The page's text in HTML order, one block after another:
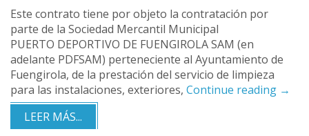
Este contrato tiene por objeto la contratación por
parte de la Sociedad Mercantil Municipal
PUERTO DEPORTIVO DE FUENGIROLA SAM (en
adelante PDFSAM) perteneciente al Ayuntamiento de
Fuengirola, de la prestación del servicio de limpieza
para las instalaciones, exteriores, Continue reading →
LEER MÁS...